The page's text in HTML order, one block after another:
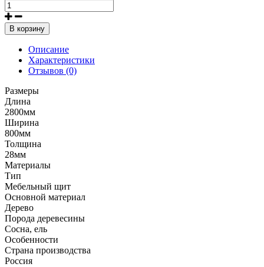
В корзину
Описание
Характеристики
Отзывов (0)
Размеры
Длина
2800мм
Ширина
800мм
Толщина
28мм
Материалы
Тип
Мебельный щит
Основной материал
Дерево
Порода деревесины
Сосна, ель
Особенности
Страна производства
Россия